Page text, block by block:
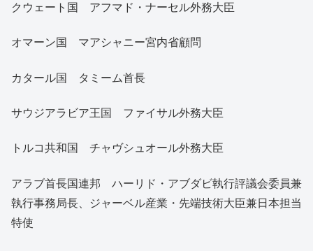
クウェート国 アフマド・ナーセル外務大臣
オマーン国 マアシャニー宮内省顧問
カタール国 タミーム首長
サウジアラビア王国 ファイサル外務大臣
トルコ共和国 チャヴシュオール外務大臣
アラブ首長国連邦 ハーリド・アブダビ執行評議会委員兼
執行事務局長、ジャーベル産業・先端技術大臣兼日本担当
特使